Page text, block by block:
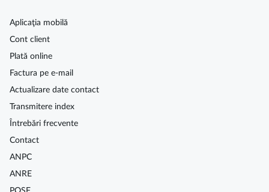
Aplicaţia mobilă
Cont client
Plată online
Factura pe e-mail
Actualizare date contact
Transmitere index
Întrebări frecvente
Contact
ANPC
ANRE